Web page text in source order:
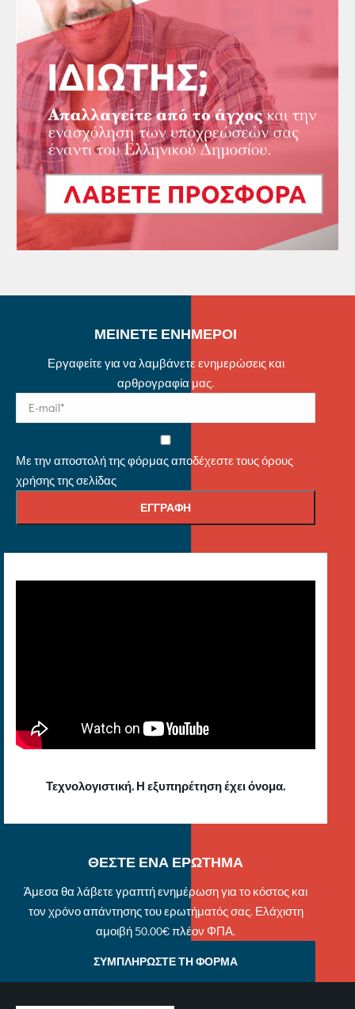
ΜΕΙΝΕΤΕ ΕΝΗΜΕΡΟΙ
Εργαφείτε για να λαμβάνετε ενημερώσεις και
αρθρογραφία μας.
Με την αποστολή της φόρμας αποδέχεστε τους όρους
χρήσης της σελίδας
Τεχνολογιστική. Η εξυπηρέτηση έχει όνομα.
ΘΕΣΤΕ ΕΝΑ ΕΡΩΤΗΜΑ
Άμεσα θα λάβετε γραπτή ενημέρωση για το κόστος και
τον χρόνο απάντησης του ερωτήματός σας. Ελάχιστη
αμοιβή 50.00€ πλέον ΦΠΑ.
ΣΥΜΠΛΗΡΩΣΤΕ ΤΗ ΦΟΡΜΑ